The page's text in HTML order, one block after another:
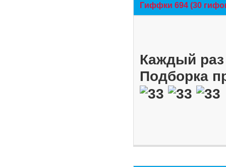
Гиффки 694 (30
Каждый
Подборка